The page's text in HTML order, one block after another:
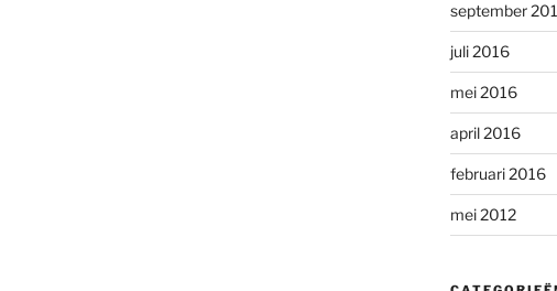
september
juli 2016
mei 2016
april 2016
februari 2016
mei 2012